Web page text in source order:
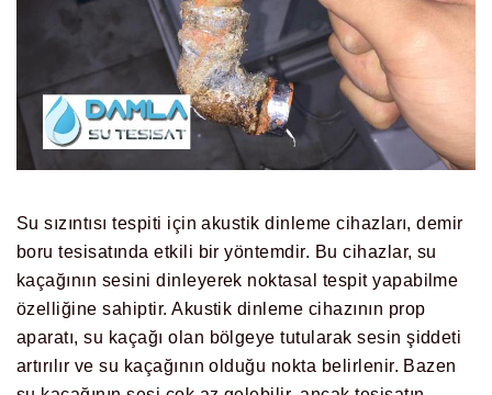
Su sızıntısı tespiti için akustik dinleme cihazları, demir
boru tesisatında etkili bir yöntemdir. Bu cihazlar, su
kaçağının sesini dinleyerek noktasal tespit yapabilme
özelliğine sahiptir. Akustik dinleme cihazının prop
aparatı, su kaçağı olan bölgeye tutularak sesin şiddeti
artırılır ve su kaçağının olduğu nokta belirlenir. Bazen